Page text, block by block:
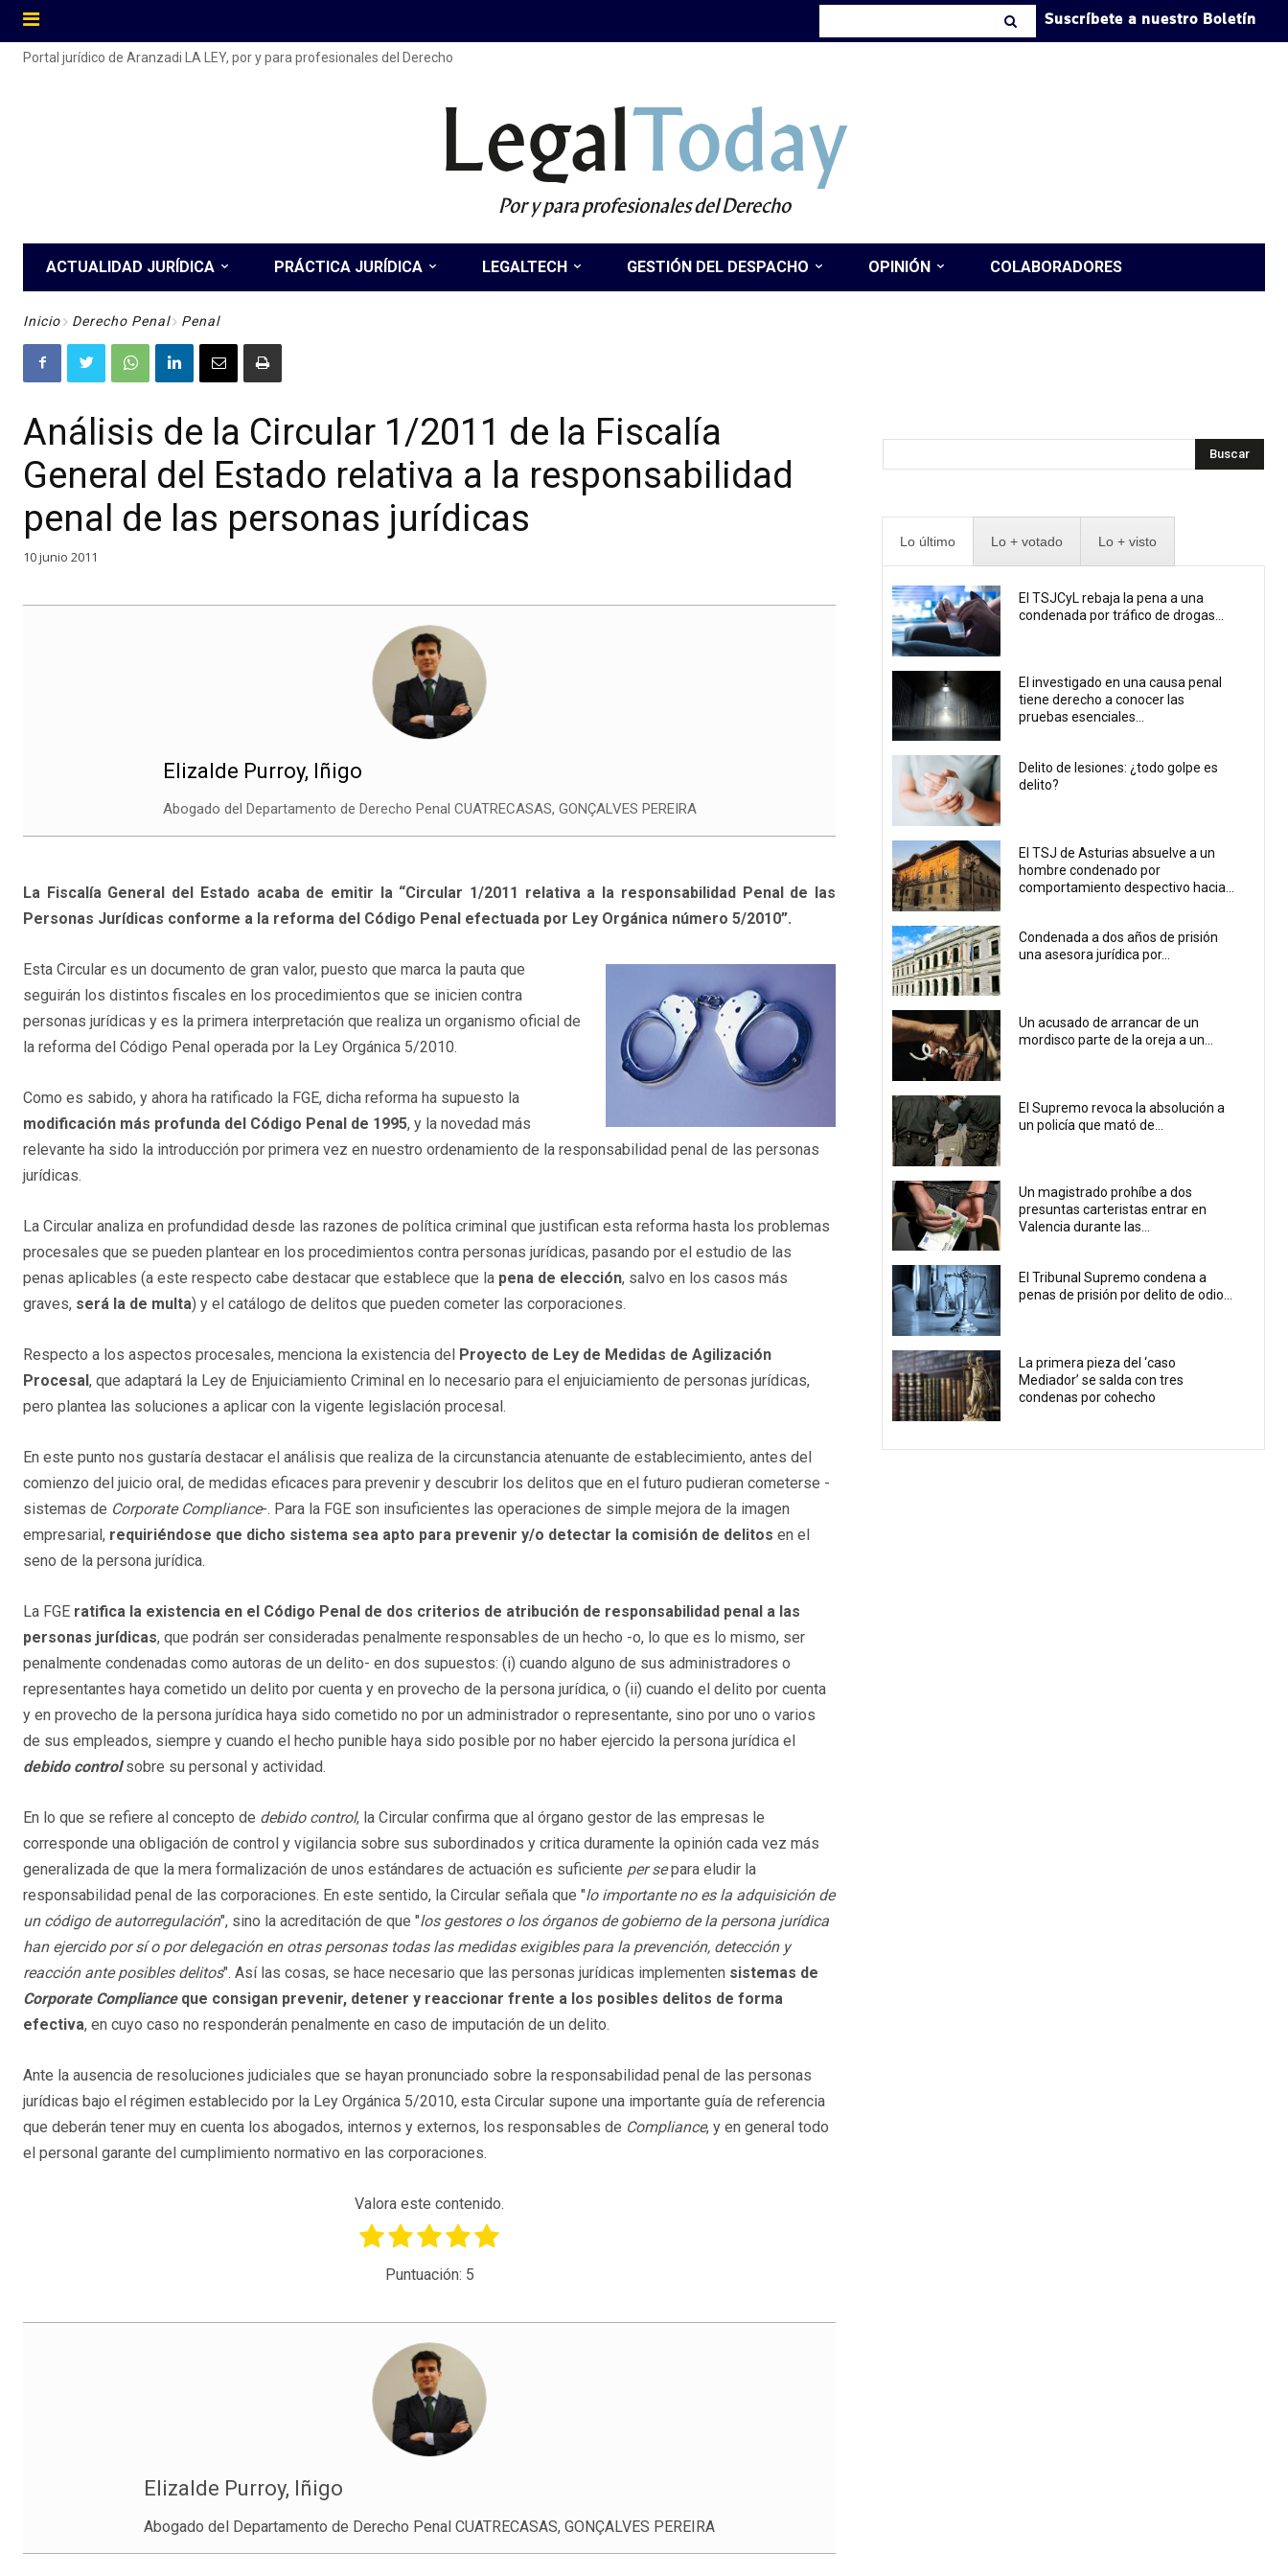
Suscríbete a nuestro Boletín
Portal jurídico de Aranzadi LA LEY, por y para profesionales del Derecho
LegalToday
Por y para profesionales del Derecho
ACTUALIDAD JURÍDICA PRÁCTICA JURÍDICA LEGALTECH GESTIÓN DEL DESPACHO OPINIÓN COLABORADORES
Inicio Derecho Penal Penal
Análisis de la Circular 1/2011 de la Fiscalía
General del Estado relativa a la responsabilidad
penal de las personas jurídicas
10 junio 2011
Elizalde Purroy, Iñigo
Abogado del Departamento de Derecho Penal CUATRECASAS, GONÇALVES PEREIRA
La Fiscalía General del Estado acaba de emitir la “Circular 1/2011 relativa a la responsabilidad Penal de las
Personas Jurídicas conforme a la reforma del Código Penal efectuada por Ley Orgánica número 5/2010”.
Esta Circular es un documento de gran valor, puesto que marca la pauta que
seguirán los distintos fiscales en los procedimientos que se inicien contra
personas jurídicas y es la primera interpretación que realiza un organismo oficial de
la reforma del Código Penal operada por la Ley Orgánica 5/2010.
Como es sabido, y ahora ha ratificado la FGE, dicha reforma ha supuesto la
modificación más profunda del Código Penal de 1995, y la novedad más
relevante ha sido la introducción por primera vez en nuestro ordenamiento de la responsabilidad penal de las personas
jurídicas.
La Circular analiza en profundidad desde las razones de política criminal que justifican esta reforma hasta los problemas
procesales que se pueden plantear en los procedimientos contra personas jurídicas, pasando por el estudio de las
penas aplicables (a este respecto cabe destacar que establece que la pena de elección, salvo en los casos más
graves, será la de multa) y el catálogo de delitos que pueden cometer las corporaciones.
Respecto a los aspectos procesales, menciona la existencia del
Proyecto de Ley de Medidas de Agilización
Procesal , que adaptará la Ley de Enjuiciamiento Criminal en lo necesario para el enjuiciamiento de personas jurídicas,
pero plantea las soluciones a aplicar con la vigente legislación procesal.
En este punto nos gustaría destacar el análisis que realiza de la circunstancia atenuante de establecimiento, antes del
comienzo del juicio oral, de medidas eficaces para prevenir y descubrir los delitos que en el futuro pudieran cometerse -
sistemas de Corporate Compliance-. Para la FGE son insuficientes las operaciones de simple mejora de la imagen
empresarial, requiriéndose que dicho sistema sea apto para prevenir y/o detectar la comisión de delitos en el
seno de la persona jurídica.
La FGE ratifica la existencia en el Código Penal de dos criterios de atribución de responsabilidad penal a las
personas jurídicas, que podrán ser consideradas penalmente responsables de un hecho -o, lo que es lo mismo, ser
penalmente condenadas como autoras de un delito- en dos supuestos: (i) cuando alguno de sus administradores o
representantes haya cometido un delito por cuenta y en provecho de la persona jurídica, o (ii) cuando el delito por cuenta
y en provecho de la persona jurídica haya sido cometido no por un administrador o representante, sino por uno o varios
de sus empleados, siempre y cuando el hecho punible haya sido posible por no haber ejercido la persona jurídica el
debido controlsobre su personal y actividad.
En lo que se refiere al concepto de debido control, la Circular confirma que al órgano gestor de las empresas le
corresponde una obligación de control y vigilancia sobre sus subordinados y critica duramente la opinión cada vez más
generalizada de que la mera formalización de unos estándares de actuación es suficiente per separa eludir la
responsabilidad penal de las corporaciones. En este sentido, la Circular señala que "lo importante no es la adquisición de
un código de autorregulación", sino la acreditación de que "los gestores o los órganos de gobierno de la persona jurídica
han ejercido por sí o por delegación en otras personas todas las medidas exigibles para la prevención, detección y
reacción ante posibles delitos". Así las cosas, se hace necesario que las personas jurídicas implementen sistemas de
Corporate Complianceque consigan prevenir, detener y reaccionar frente a los posibles delitos de forma
efectiva, en cuyo caso no responderán penalmente en caso de imputación de un delito.
Ante la ausencia de resoluciones judiciales que se hayan pronunciado sobre la responsabilidad penal de las personas
jurídicas bajo el régimen establecido por la Ley Orgánica 5/2010, esta Circular supone una importante guía de referencia
que deberán tener muy en cuenta los abogados, internos y externos, los responsables de Compliance, y en general todo
el personal garante del cumplimiento normativo en las corporaciones.
Valora este contenido.
Puntuación: 5
Elizalde Purroy, Iñigo
Abogado del Departamento de Derecho Penal CUATRECASAS, GONÇALVES PEREIRA
Buscar
Lo último Lo + votado Lo + visto
El TSJCyL rebaja la pena a una
condenada por tráfico de drogas...
El investigado en una causa penal
tiene derecho a conocer las
pruebas esenciales...
Delito de lesiones: ¿todo golpe es
delito?
El TSJ de Asturias absuelve a un
hombre condenado por
comportamiento despectivo hacia...
Condenada a dos años de prisión
una asesora jurídica por...
Un acusado de arrancar de un
mordisco parte de la oreja a un...
El Supremo revoca la absolución a
un policía que mató de...
Un magistrado prohíbe a dos
presuntas carteristas entrar en
Valencia durante las...
El Tribunal Supremo condena a
penas de prisión por delito de odio...
La primera pieza del ‘caso
Mediador’ se salda con tres
condenas por cohecho